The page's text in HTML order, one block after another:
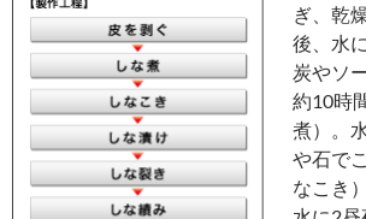
ぎ、乾
後、水
炭やソ
約10時
煮）。
や石で
なこき